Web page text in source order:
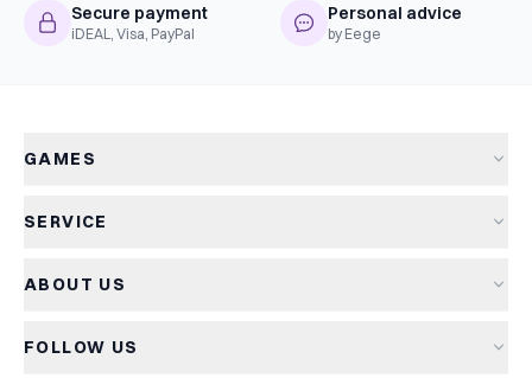
Secure payment
iDEAL, Visa, PayPal
Personal advice
by Eege
GAMES
New arrivals
SERVICE
Returns
ABOUT US
The Captain's Game
FOLLOW US